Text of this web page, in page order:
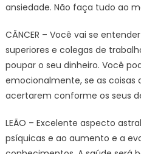
ansiedade. Não faça tudo ao
CÂNCER – Você vai se
superiores e colegas de
poupar o seu dinheiro. Você
emocionalmente, se as coisas
acertarem conforme os seus
LEÃO – Excelente aspecto
psíquicas e ao aumento e a